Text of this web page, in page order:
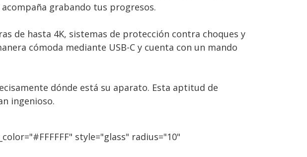
grabando tus progresos.
de hasta 4K, sistemas de protección contra choques y
cómoda mediante USB-C y cuenta con un mando
dónde está su aparato. Esta aptitud de
ingenioso.
style="glass" radius="10"